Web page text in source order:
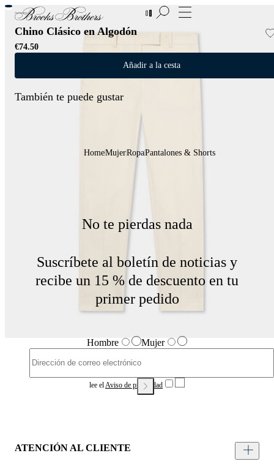
Nuevas incorporaciones a las Rebajas | Hasta 50%
Chino Clásico en Algodón
€74.50
Añadir a la cesta
También te puede gustar
HomeMujerRopaPantalones & Shorts
No te pierdas nada
Suscríbete al boletín de noticias y
recibe un 15 % de descuento en tu
primer pedido
Hombre Mujer
lee elAviso de privacidad
ATENCIÓN AL CLIENTE